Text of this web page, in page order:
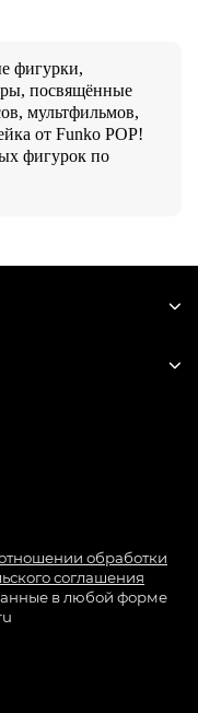
фигурки,
посвящённые
мультфильмов,
от Funko POP!
фигурок по
обработки
соглашения
в любой форме